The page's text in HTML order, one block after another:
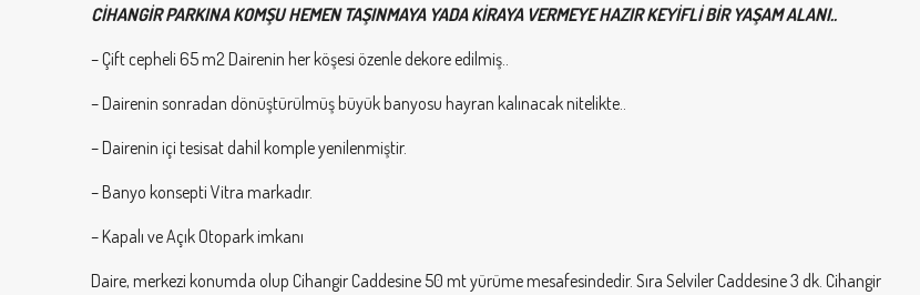
CİHANGİR PARKINA KOMŞU HEMEN TAŞINMAYA YADA KİRAYA VERMEYE HAZIR KEYİFLİ BİR YAŞAM ALANI.. ​
– Çift cepheli 65 m2 Dairenin her köşesi özenle dekore edilmiş..
– Dairenin sonradan dönüştürülmüş büyük banyosu hayran kalınacak nitelikte..
– Dairenin içi tesisat dahil komple yenilenmiştir.
– Banyo konsepti Vitra markadır.
– Kapalı ve Açık Otopark imkanı
Daire, merkezi konumda olup Cihangir Caddesine 50 mt yürüme mesafesindedir. Sıra Selviler Caddesine 3 dk. Cihangir